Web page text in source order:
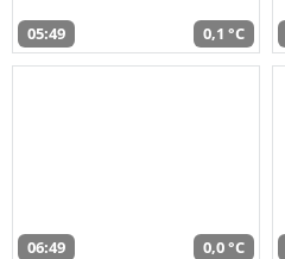
05:49 0,1 °C
06:49 0,0 °C